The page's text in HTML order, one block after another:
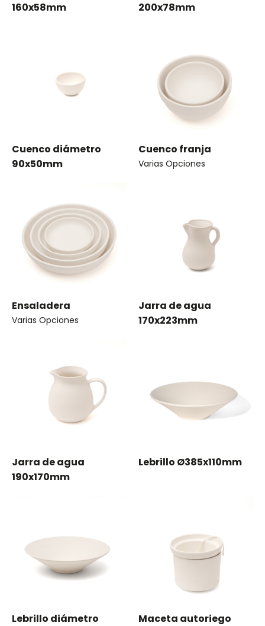
160x58mm
200x78mm
Cuenco diámetro
90x50mm
Cuenco franja
Varias Opciones
Ensaladera
Varias Opciones
Jarra de agua
170x223mm
Jarra de agua
190x170mm
Lebrillo Ø385x110mm
Lebrillo diámetro
Maceta autoriego